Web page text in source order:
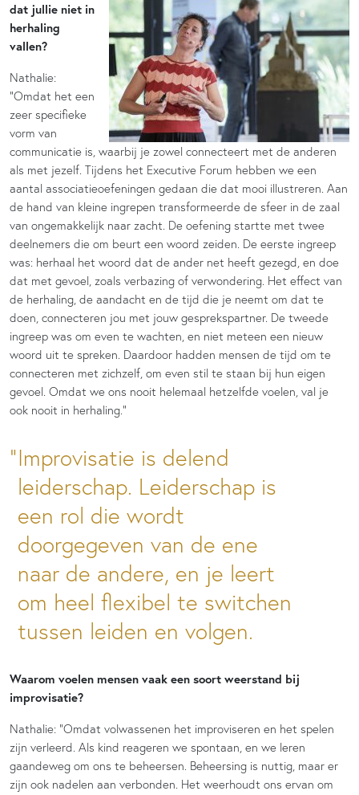
dat jullie niet in
herhaling
vallen?
Nathalie:
“Omdat het een
zeer specifieke
vorm van
communicatie is, waarbij je zowel connecteert met de anderen
als met jezelf. Tijdens het Executive Forum hebben we een
aantal associatieoefeningen gedaan die dat mooi illustreren. Aan
de hand van kleine ingrepen transformeerde de sfeer in de zaal
van ongemakkelijk naar zacht. De oefening startte met twee
deelnemers die om beurt een woord zeiden. De eerste ingreep
was: herhaal het woord dat de ander net heeft gezegd, en doe
dat met gevoel, zoals verbazing of verwondering. Het effect van
de herhaling, de aandacht en de tijd die je neemt om dat te
doen, connecteren jou met jouw gesprekspartner. De tweede
ingreep was om even te wachten, en niet meteen een nieuw
woord uit te spreken. Daardoor hadden mensen de tijd om te
connecteren met zichzelf, om even stil te staan bij hun eigen
gevoel. Omdat we ons nooit helemaal hetzelfde voelen, val je
ook nooit in herhaling.”
Improvisatie is delend
leiderschap. Leiderschap is
een rol die wordt
doorgegeven van de ene
naar de andere, en je leert
om heel flexibel te switchen
tussen leiden en volgen.
Waarom voelen mensen vaak een soort weerstand bij
improvisatie?
Nathalie: “Omdat volwassenen het improviseren en het spelen
zijn verleerd. Als kind reageren we spontaan, en we leren
gaandeweg om ons te beheersen. Beheersing is nuttig, maar er
zijn ook nadelen aan verbonden. Het weerhoudt ons ervan om